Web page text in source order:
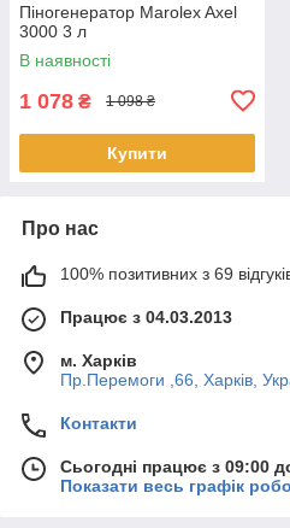
Піногенератор Marolex Axel
3000 3 л
В наявності
1 078 ₴ 1 098 ₴
Купити
Про нас
100% позитивних з 69
Працює з 04.03.2013
м. Харків
Пр.Перемоги ,66, Харків,
Контакти
Сьогодні працює з 09:00
Показати весь графік